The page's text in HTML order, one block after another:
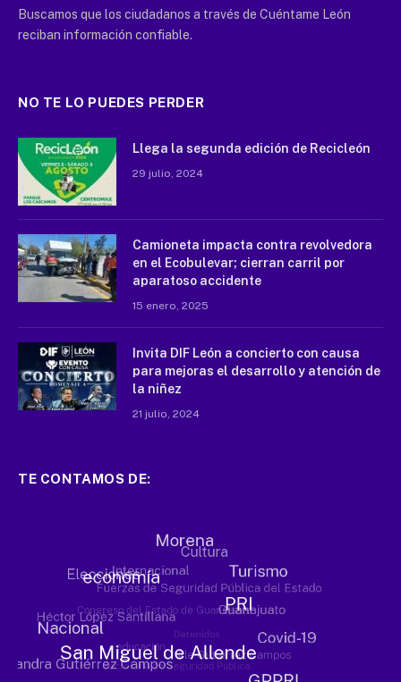
Buscamos que los ciudadanos a través de Cuéntame León
reciban información confiable.
NO TE LO PUEDES PERDER
Llega la segunda edición de Recicleón
29 julio, 2024
Camioneta impacta contra revolvedora
en el Ecobulevar; cierran carril por
aparatoso accidente
15 enero, 2025
Invita DIF León a concierto con causa
para mejoras el desarrollo y atención de
la niñez
21 julio, 2024
TE CONTAMOS DE: